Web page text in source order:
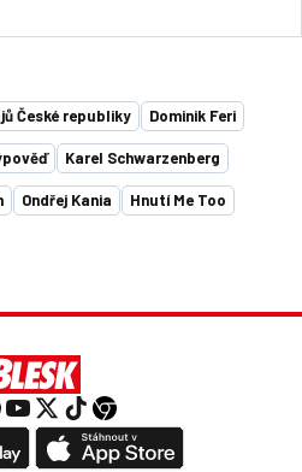
České republiky Dominik Feri
Karel Schwarzenberg
Ondřej Kania Hnutí Me Too